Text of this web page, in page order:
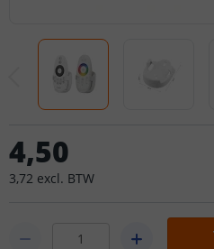
4,50
3,72 excl. BTW